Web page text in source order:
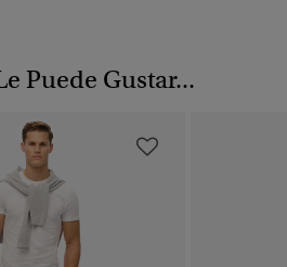
Puede Gustar...